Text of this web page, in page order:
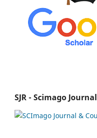
SJR - Scimago Journal